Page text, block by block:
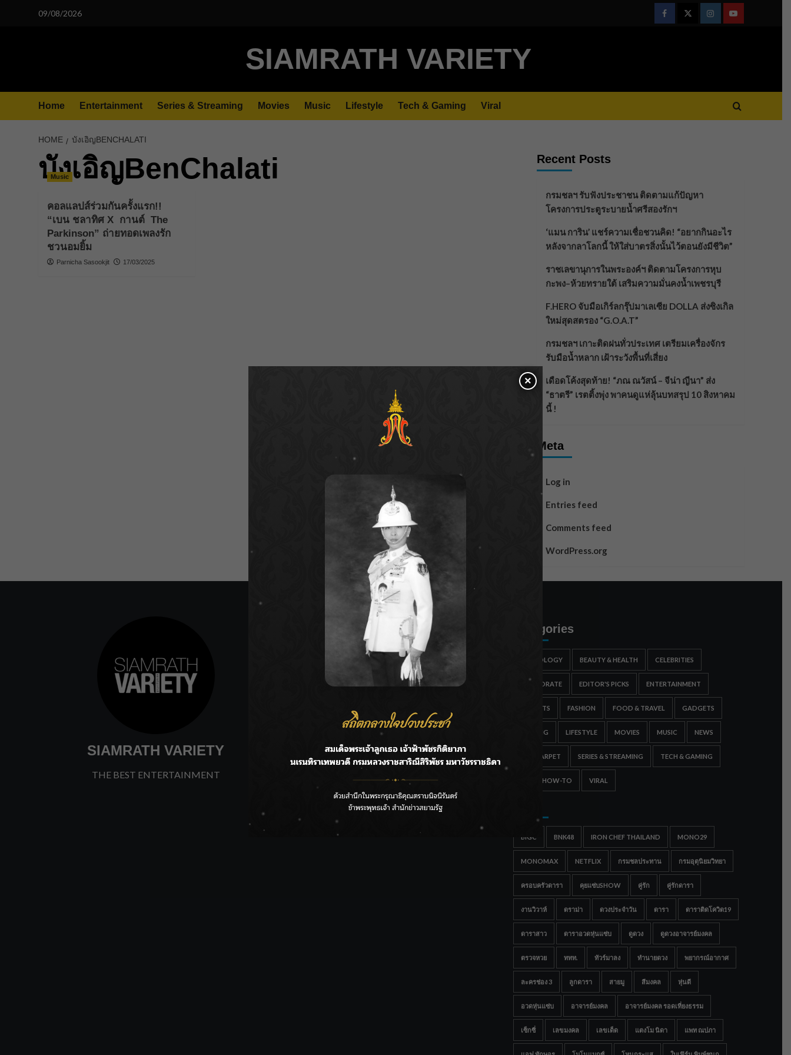
09/08/2026
FacebookTwitterInstagramYoutube
SIAMRATH VARIETY
Home Entertainment Series & Streaming Movies Music Lifestyle Tech & Gaming Viral
HOME บังเอิญBENCHALATI
บังเอิญBenChalati
Music
คอลแลปส์ร่วมกันครั้งแรก!!
“เบน ชลาทิศ X กานต์ The
Parkinson” ถ่ายทอดเพลงรัก
ชวนอมยิ้ม
Parnicha Sasookjit 17/03/2025
Recent Posts
กรมชลฯ รับฟังประชาชน ติดตามแก้ปัญหา
โครงการประตูระบายน้ำศรีสองรักฯ
‘แมน การิน’ แชร์ความเชื่อชวนคิด! “อยากกินอะไร
หลังจากลาโลกนี้ ให้ใส่บาตรสิ่งนั้นไว้ตอนยังมีชีวิต”
ราชเลขานุการในพระองค์ฯ ติดตามโครงการหุบ
กะพง–ห้วยทรายใต้ เสริมความมั่นคงน้ำเพชรบุรี
F.HERO จับมือเกิร์ลกรุ๊ปมาเลเซีย DOLLA ส่งซิงเกิล
ใหม่สุดสตรอง “G.O.A.T”
กรมชลฯ เกาะติดฝนทั่วประเทศ เตรียมเครื่องจักร
รับมือน้ำหลาก เฝ้าระวังพื้นที่เสี่ยง
เดือดโค้งสุดท้าย! “ภณ ณวัสน์ – จีน่า ญีนา” ส่ง
“ธาตรี” เรตติ้งพุ่ง พาคนดูแห่ลุ้นบทสรุป 10 สิงหาคม
นี้ !
Meta
Log in
Entries feed
Comments feed
WordPress.org
SIAMRATH VARIETY
THE BEST ENTERTAINMENT
กรมชลฯ รับฟังประชาชน ติดตามแก้ปัญหาโครงการประตู
ลาโลกนี้ ให้ใส่บาตรสิ่งนั้นไว้ตอนยังมีชีวิต”
ราชเลขานุการในพระองค์ฯ ติดตามโครงการหุบกะพง–ห้วย
ทรายใต้ เสริมความมั่นคงน้ำเพชรบุรี
ตรอง “G.O.A.T”
กรมชลฯ เกาะติดฝนทั่วประเทศ เตรียมเครื่องจักรรับมือน้ำ
Categories
ASTROLOGY BEAUTY & HEALTH CELEBRITIES
CORPORATE EDITOR'S PICKS ENTERTAINMENT
ESPORTS FASHION FOOD & TRAVEL GADGETS
GAMING LIFESTYLE MOVIES MUSIC NEWS
RED CARPET SERIES & STREAMING TECH & GAMING
TIPS & HOW-TO VIRAL
BIGC BNK48 IRON CHEF THAILAND MONO29
MONOMAX NETFLIX กรมชลประทาน กรมอุตุนิยมวิทยา
ครอบครัวดารา คุยแซ่บSHOW คู่รัก คู่รักดารา
งานวิวาห์ ดราม่า ดวงประจำวัน ดารา ดาราติดโควิด19
ดาราสาว ดาราอวดหุ่นแซ่บ ดูดวง ดูดวงอาจารย์มงคล
ตรวจหวย ททท. ทัวร์มาลง ทำนายดวง พยากรณ์อากาศ
ละครช่อง 3 ลูกดารา สายมู สีมงคล หุ่นดี
อวดหุ่นแซ่บ อาจารย์มงคล อาจารย์มงคล รอดเที่ยงธรรม
เซ็กซี่ เลขมงคล เลขเด็ด แตงโม นิดา แพท ณปภา
×